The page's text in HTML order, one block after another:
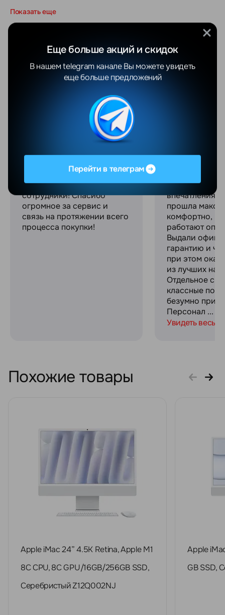
Показать еще
Отзывы
Отличный магазин,
качественное
обслуживание, вежливые
сотрудники! Спасибо
огромное за сервис и
связь на протяжении всего
процесса покупки!
Ultra и хочу
прошла
комфортно,
работают
Выдали
гарантию и
при этом
из лучших на
Отдельное
классные
безумно
Персонал ...
Увидеть весь
Похожие товары
Apple iMac 24” 4.5K Retina, Apple M1
8C CPU, 8C GPU/16GB/256GB SSD,
Серебристый Z12Q002NJ
Apple
GB SSD,
Перейти в телеграм
Еще больше акций и скидок
В нашем telegram канале Вы можете увидеть
еще больше предложений